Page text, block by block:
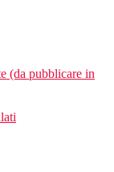
(da pubblicare in